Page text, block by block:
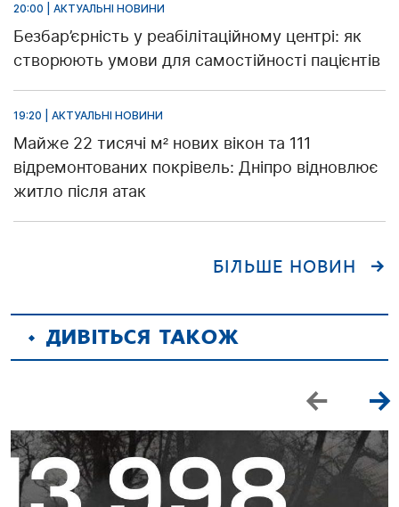
20:00 | АКТУАЛЬНІ НОВИНИ
Безбар’єрність у реабілітаційному центрі: як
створюють умови для самостійності пацієнтів
19:20 | АКТУАЛЬНІ НОВИНИ
Майже 22 тисячі м² нових вікон та 111
відремонтованих покрівель: Дніпро відновлює
житло після атак
БІЛЬШЕ НОВИН
ДИВІТЬСЯ ТАКОЖ